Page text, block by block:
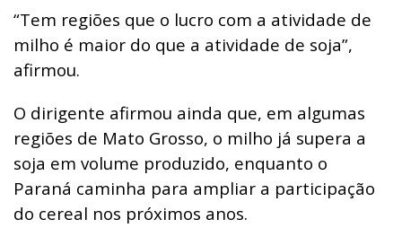
“Tem regiões que o lucro com a atividade de
milho é maior do que a atividade de soja”,
afirmou.
O dirigente afirmou ainda que, em algumas
regiões de Mato Grosso, o milho já supera a
soja em volume produzido, enquanto o
Paraná caminha para ampliar a participação
do cereal nos próximos anos.